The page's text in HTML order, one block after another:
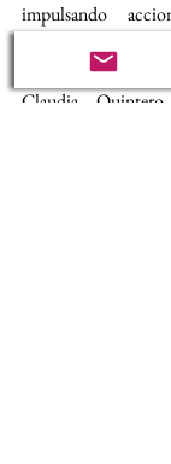
impulsando
La visibilización
Claudia